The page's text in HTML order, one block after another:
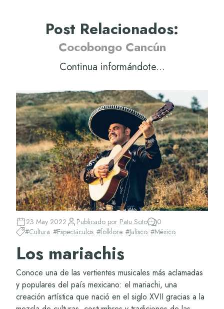
Post Relacionados:
Cocobongo Cancún
Continua informándote...
23 May 2022 Publicado por Patu Soto
0
#Cultura #Espectáculos #folklore #Jalisco #México
Los mariachis
Conoce una de las vertientes musicales más aclamadas
y populares del país mexicano: el mariachi, una
creación artística que nació en el siglo XVII gracias a la